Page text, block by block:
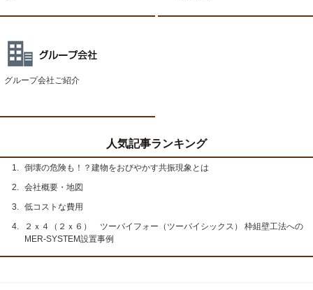
グループ会社ご紹介
人気記事ランキング
倒壊の危険も！？建物をおびやかす共振現象とは
会社概要・地図
低コストな費用
２ｘ４（２ｘ６） ツーバイフォー（ツーバイシックス） 枠組壁工法への
MER‐SYSTEM設置事例